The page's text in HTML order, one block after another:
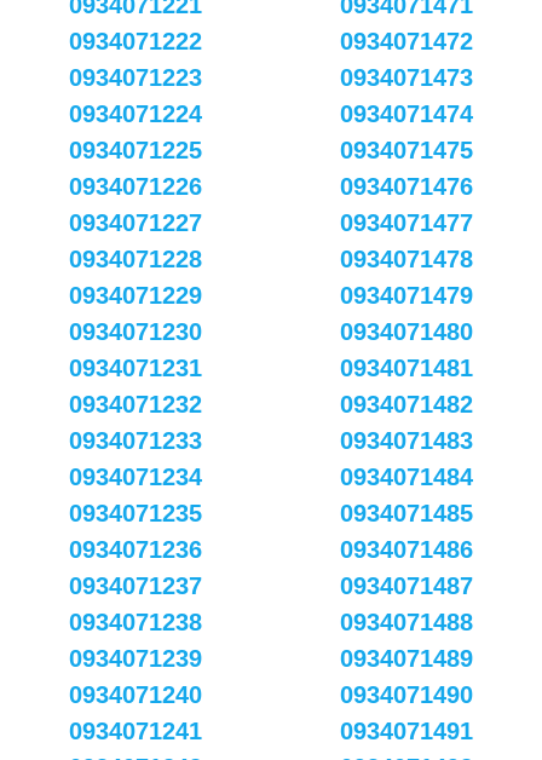
0934071222
0934071223
0934071224
0934071225
0934071226
0934071227
0934071228
0934071229
0934071230
0934071231
0934071232
0934071233
0934071234
0934071235
0934071236
0934071237
0934071238
0934071239
0934071240
0934071241
0934071472
0934071473
0934071474
0934071475
0934071476
0934071477
0934071478
0934071479
0934071480
0934071481
0934071482
0934071483
0934071484
0934071485
0934071486
0934071487
0934071488
0934071489
0934071490
0934071491